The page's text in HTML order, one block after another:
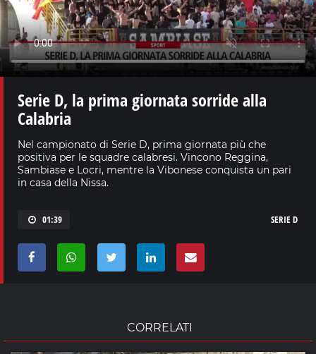
Serie D, la prima giornata sorride alla
Calabria
Nel campionato di Serie D, prima giornata più che
positiva per le squadre calabresi. Vincono Reggina,
Sambiase e Locri, mentre la Vibonese conquista un pari
in casa della Nissa.
01:39 SERIE D
CORRELATI